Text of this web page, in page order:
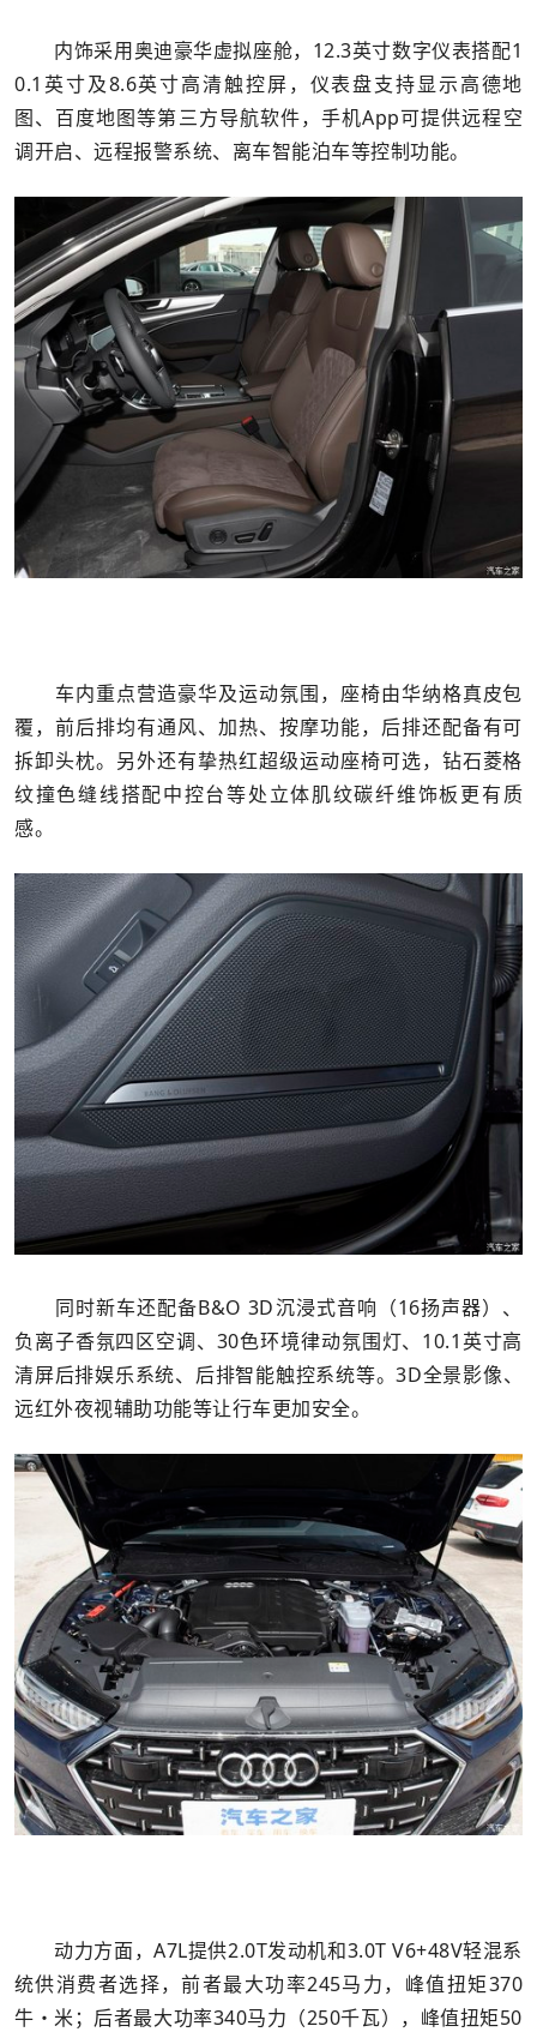
内饰采用奥迪豪华虚拟座舱，12.3英寸数字仪表搭配1
0.1英寸及8.6英寸高清触控屏，仪表盘支持显示高德地
图、百度地图等第三方导航软件，手机App可提供远程空
调开启、远程报警系统、离车智能泊车等控制功能。
车内重点营造豪华及运动氛围，座椅由华纳格真皮包
覆，前后排均有通风、加热、按摩功能，后排还配备有可
拆卸头枕。另外还有挚热红超级运动座椅可选，钻石菱格
纹撞色缝线搭配中控台等处立体肌纹碳纤维饰板更有质
感。
同时新车还配备B&O 3D沉浸式音响（16扬声器）、
负离子香氛四区空调、30色环境律动氛围灯、10.1英寸高
清屏后排娱乐系统、后排智能触控系统等。3D全景影像、
远红外夜视辅助功能等让行车更加安全。
动力方面，A7L提供2.0T发动机和3.0T V6+48V轻混系
统供消费者选择，前者最大功率245马力，峰值扭矩370
牛・米；后者最大功率340马力（250千瓦），峰值扭矩50